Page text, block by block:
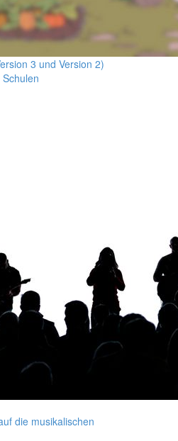
3 und Version 2)
die musikalischen